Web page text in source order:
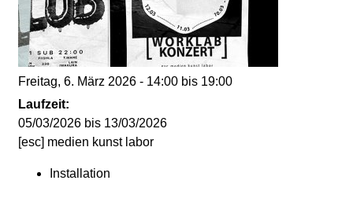
e
n
k
u
Freitag, 6. März 2026 - 14:00 bis 19:00
Laufzeit:
05/03/2026 bis 13/03/2026
[esc] medien kunst labor
Installation